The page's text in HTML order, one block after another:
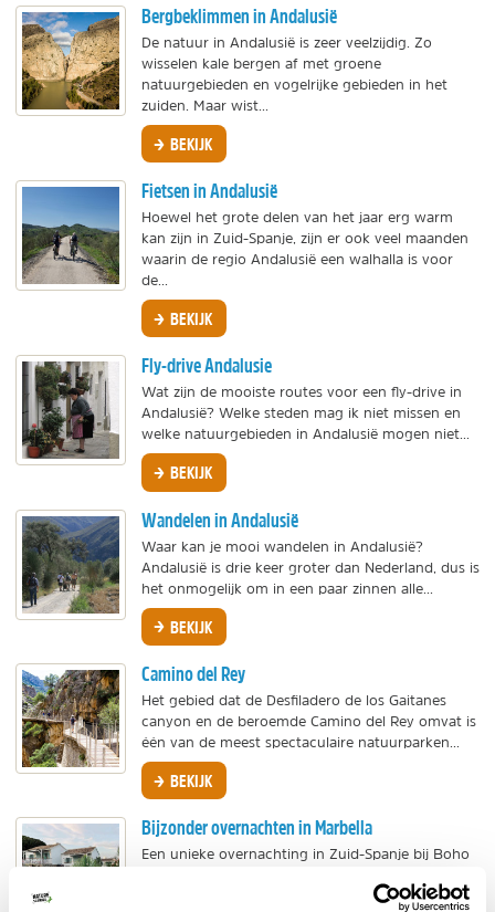
Bergbeklimmen in Andalusië
De natuur in Andalusië is zeer veelzijdig. Zo
wisselen kale bergen af met groene
natuurgebieden en vogelrijke gebieden in het
zuiden. Maar wist...
BEKIJK
Fietsen in Andalusië
Hoewel het grote delen van het jaar erg warm
kan zijn in Zuid-Spanje, zijn er ook veel maanden
waarin de regio Andalusië een walhalla is voor
de...
BEKIJK
Fly-drive Andalusie
Wat zijn de mooiste routes voor een fly-drive in
Andalusië? Welke steden mag ik niet missen en
welke natuurgebieden in Andalusië mogen niet...
BEKIJK
Wandelen in Andalusië
Waar kan je mooi wandelen in Andalusië?
Andalusië is drie keer groter dan Nederland, dus is
het onmogelijk om in een paar zinnen alle...
BEKIJK
Camino del Rey
Het gebied dat de Desfiladero de los Gaitanes
canyon en de beroemde Camino del Rey omvat is
één van de meest spectaculaire natuurparken...
BEKIJK
Bijzonder overnachten in Marbella
Een unieke overnachting in Zuid-Spanje bij Boho